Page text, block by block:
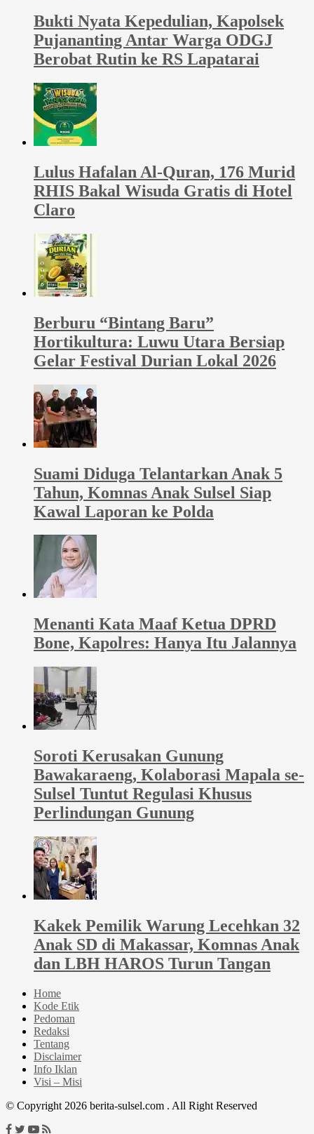
Bukti Nyata Kepedulian, Kapolsek
Pujananting Antar Warga ODGJ
Berobat Rutin ke RS Lapatarai
Lulus Hafalan Al-Quran, 176 Murid
RHIS Bakal Wisuda Gratis di Hotel
Claro
Berburu “Bintang Baru”
Hortikultura: Luwu Utara Bersiap
Gelar Festival Durian Lokal 2026
Suami Diduga Telantarkan Anak 5
Tahun, Komnas Anak Sulsel Siap
Kawal Laporan ke Polda
Menanti Kata Maaf Ketua DPRD
Bone, Kapolres: Hanya Itu Jalannya
Soroti Kerusakan Gunung
Bawakaraeng, Kolaborasi Mapala se-
Sulsel Tuntut Regulasi Khusus
Perlindungan Gunung
Kakek Pemilik Warung Lecehkan 32
Anak SD di Makassar, Komnas Anak
dan LBH HAROS Turun Tangan
Home
Kode Etik
Pedoman
Redaksi
Tentang
Disclaimer
Info Iklan
Visi – Misi
© Copyright 2026 berita-sulsel.com . All Right Reserved